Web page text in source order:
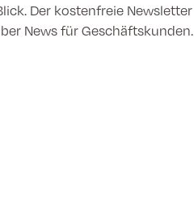
Der kostenfreie Newsletter
News für Geschäftskunden.